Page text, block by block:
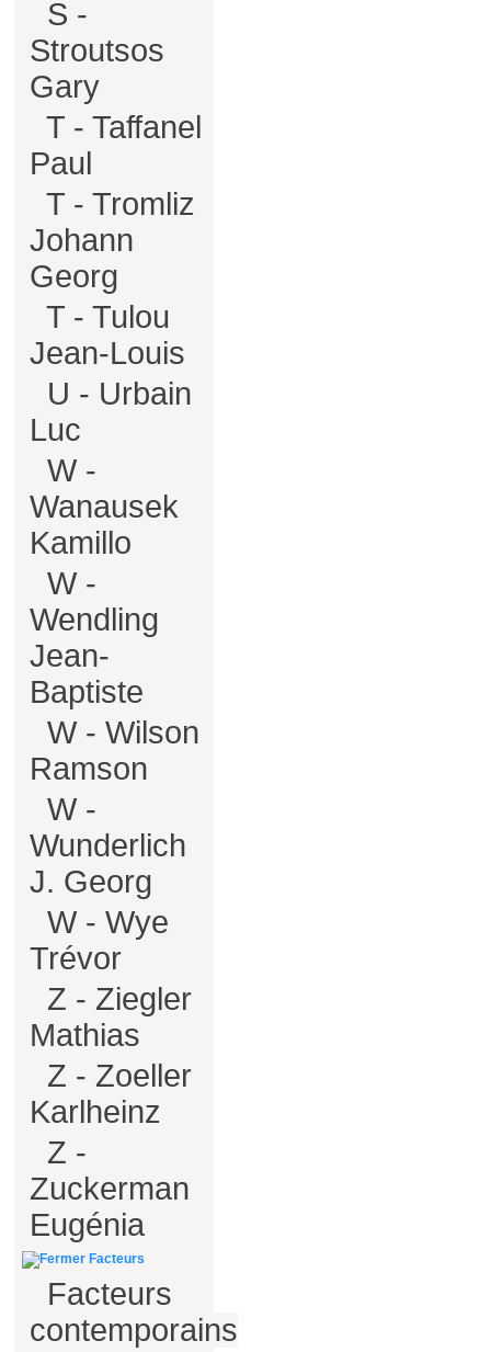
S -
Stroutsos
Gary
T - Taffanel
Paul
T - Tromliz
Johann
Georg
T - Tulou
Jean-Louis
U - Urbain
Luc
W -
Wanausek
Kamillo
W -
Wendling
Jean-
Baptiste
W - Wilson
Ramson
W -
Wunderlich
J. Georg
W - Wye
Trévor
Z - Ziegler
Mathias
Z - Zoeller
Karlheinz
Z -
Zuckerman
Eugénia
Facteurs
Facteurs
contemporains